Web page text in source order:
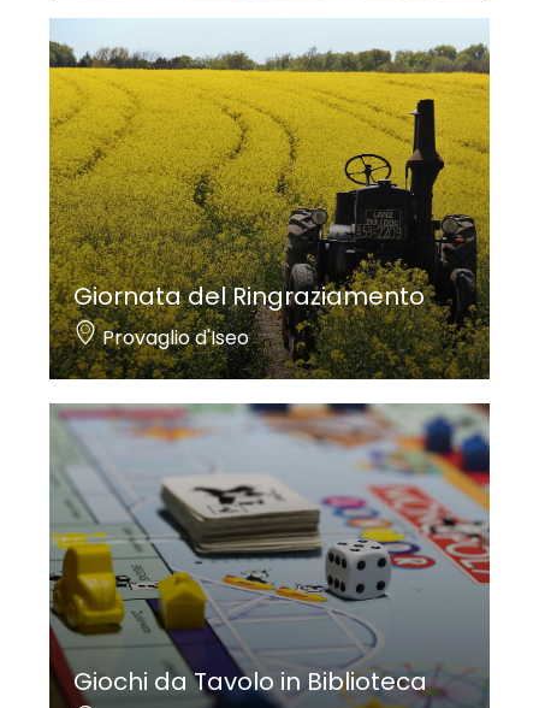
Giornata del Ringraziamento
Provaglio d'Iseo
Giochi da Tavolo in Biblioteca